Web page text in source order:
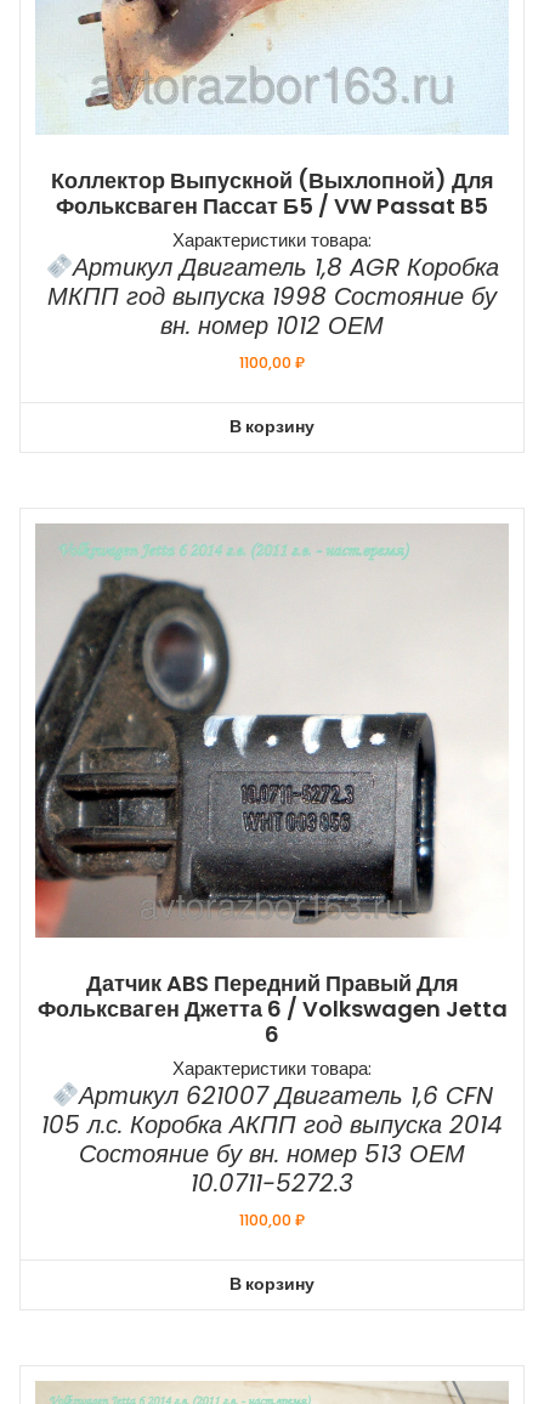
Коллектор Выпускной (выхлопной) Для
Фольксваген Пассат Б5 / VW Passat B5
Характеристики товара:
Артикул Двигатель 1,8 AGR Коробка
МКПП год выпуска 1998 Состояние бу
вн. номер 1012 ОЕМ
1100,00₽
В корзину
Датчик ABS Передний Правый Для
Фольксваген Джетта 6 / Volkswagen Jetta
6
Характеристики товара:
Артикул 621007 Двигатель 1,6 CFN
105 л.с. Коробка АКПП год выпуска 2014
Состояние бу вн. номер 513 ОЕМ
10.0711-5272.3
1100,00₽
В корзину